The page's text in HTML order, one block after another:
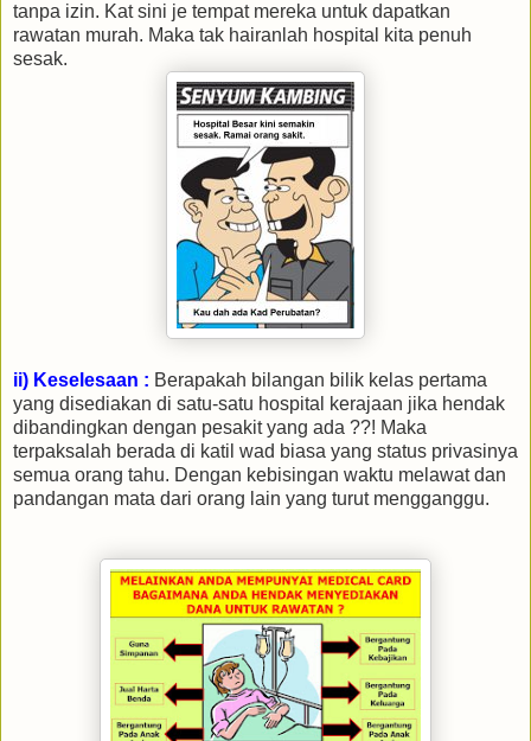
tanpa izin. Kat sini je tempat mereka untuk dapatkan
rawatan murah. Maka tak hairanlah hospital kita penuh
sesak.
ii) Keselesaan : Berapakah bilangan bilik kelas pertama
yang disediakan di satu-satu hospital kerajaan jika hendak
dibandingkan dengan pesakit yang ada ??! Maka
terpaksalah berada di katil wad biasa yang status privasinya
semua orang tahu. Dengan kebisingan waktu melawat dan
pandangan mata dari orang lain yang turut mengganggu.